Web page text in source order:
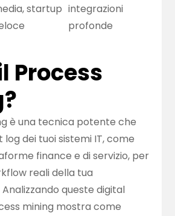
startup integrazioni
profonde
Process
è una tecnica potente che
dei tuoi sistemi IT, come
finance e di servizio, per
reali della tua
queste digital
mining mostra come